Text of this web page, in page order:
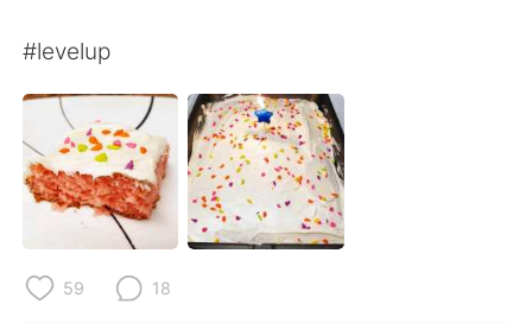
Deutsch 日本語
한국어 Русский
#levelup
59 18